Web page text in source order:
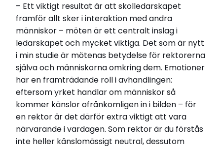
– Ett viktigt resultat är att skolledarskapet
framför allt sker i interaktion med andra
människor – möten är ett centralt inslag i
ledarskapet och mycket viktiga. Det som är nytt
i min studie är mötenas betydelse för rektorerna
själva och människorna omkring dem. Emotioner
har en framträdande roll i avhandlingen:
eftersom yrket handlar om människor så
kommer känslor ofrånkomligen in i bilden – för
en rektor är det därför extra viktigt att vara
närvarande i vardagen. Som rektor är du förstås
inte heller känslomässigt neutral, dessutom